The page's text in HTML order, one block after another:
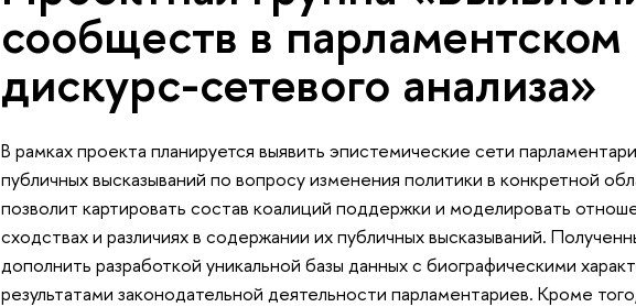
сообществ в
дискурс-сетевого анализа»
В рамках проекта планируется выявить эпистемические сети
публичных высказываний по вопросу изменения политики в конкретной
позволит картировать состав коалиций поддержки и моделировать
сходствах и различиях в содержании их публичных высказываний.
дополнить разработкой уникальной базы данных с биографическими
результатами законодательной деятельности парламентариев. Кроме